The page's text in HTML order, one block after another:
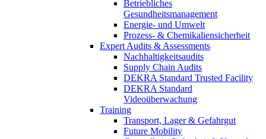
Betriebliches
Gesundheitsmanagement
Energie- und Umwelt
Prozess- & Chemikaliensicherheit
Expert Audits & Assessments
Nachhaltigkeitsaudits
Supply Chain Audits
DEKRA Standard Trusted Facility
DEKRA Standard
Videoüberwachung
Training
Transport, Lager & Gefahrgut
Future Mobility